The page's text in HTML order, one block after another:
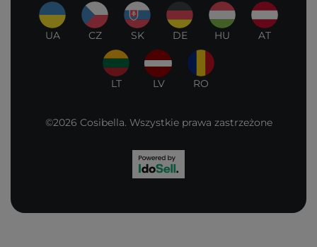
UA CZ SK DE HU AT
LT LV RO
©2026 Cosibella. Wszystkie prawa zastrzeżone